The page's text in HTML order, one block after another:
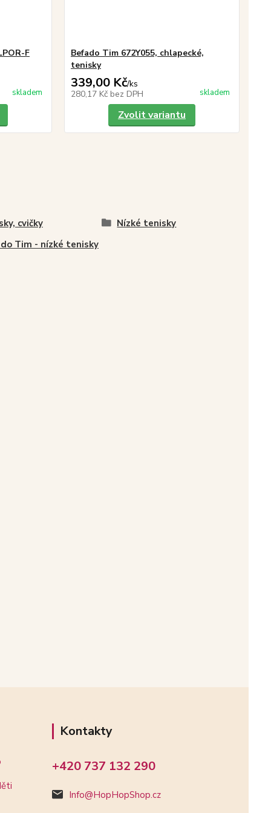
F
skladem
Befado Tim 672Y055, chlapecké,
tenisky
339,00 Kč/ks
280,17 Kč bez DPH skladem
Zvolit variantu
cvičky
Nízké tenisky
Tim - nízké tenisky
Kontakty
+420 737 132 290
Info@HopHopShop.cz